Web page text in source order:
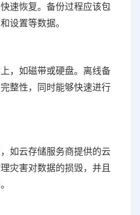
速恢复。备份过程应该包
设置等数据。
，如磁带或硬盘。离线备
整性，同时能够快速进行
如云存储服务商提供的云
灾害对数据的损毁，并且